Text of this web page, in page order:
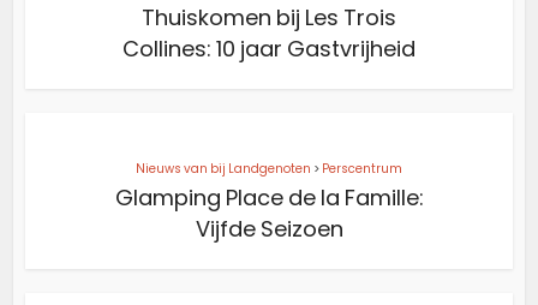
Thuiskomen bij Les Trois
Collines: 10 jaar Gastvrijheid
Nieuws van bij Landgenoten > Perscentrum
Glamping Place de la Famille:
Vijfde Seizoen